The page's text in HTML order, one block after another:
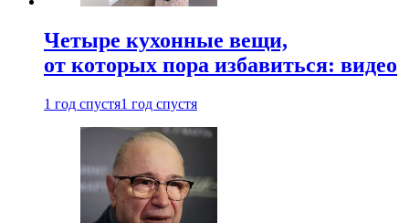
Четыре кухонные вещи,
от которых пора избавиться: видео
1 год спустя1 год спустя